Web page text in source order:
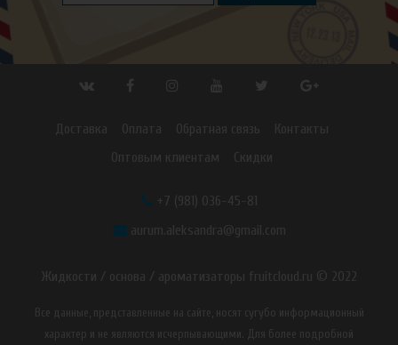
Доставка Оплата Обратная связь
Контакты
Оптовым клиентам
Скидки
+7 (981) 036-45-81
aurum.aleksandra@gmail.com
Жидкости / основа / ароматизаторы fruitcloud.ru © 2022
Все данные, представленные на сайте, носят сугубо информационный
характер и не являются исчерпывающими. Для более подробной